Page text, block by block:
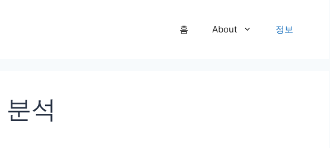
홈 About 정보
석